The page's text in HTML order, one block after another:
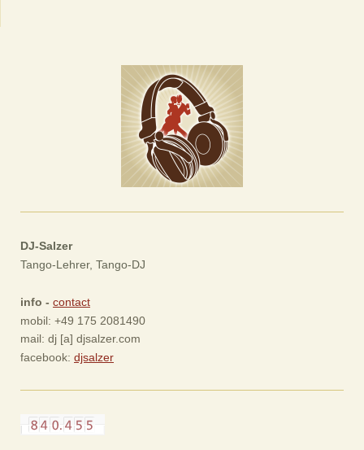
DJ-Salzer
Tango-Lehrer, Tango-DJ
info - contact
mobil: +49 175 2081490
mail: dj [a] djsalzer.com
facebook: djsalzer